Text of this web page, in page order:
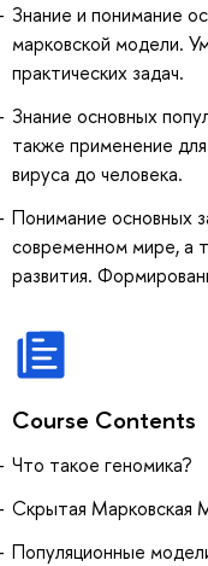
Знание и понимание
марковской модели.
практических задач.
Знание основных
также применение
вируса до человека.
Понимание основных
современном мире, а
развития.
Course Contents
Что такое геномика?
Скрытая Марковская
Популяционные